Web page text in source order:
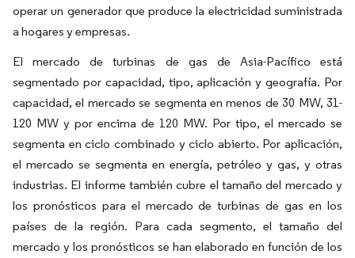
operar un generador que produce la electricidad suministrada
a hogares y empresas.
El mercado de turbinas de gas de Asia-Pacífico está
segmentado por capacidad, tipo, aplicación y geografía. Por
capacidad, el mercado se segmenta en menos de 30 MW, 31-
120 MW y por encima de 120 MW. Por tipo, el mercado se
segmenta en ciclo combinado y ciclo abierto. Por aplicación,
el mercado se segmenta en energía, petróleo y gas, y otras
industrias. El informe también cubre el tamaño del mercado y
los pronósticos para el mercado de turbinas de gas en los
países de la región. Para cada segmento, el tamaño del
mercado y los pronósticos se han elaborado en función de los